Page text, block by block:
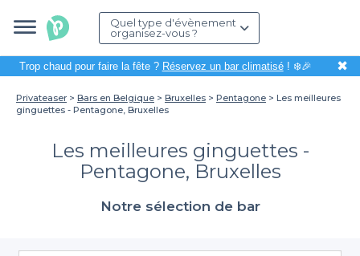
Quel type d'évènement
organisez-vous ?
Trop chaud pour faire la fête ? Réservez un bar climatisé! ❄️🎉 ✖
Privateaser Bars en Belgique Bruxelles Pentagone
Les meilleures
ginguettes - Pentagone, Bruxelles
Les meilleures ginguettes -
Pentagone, Bruxelles
Notre sélection de bar